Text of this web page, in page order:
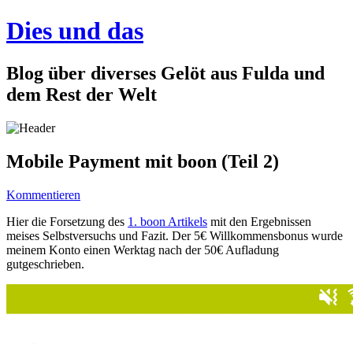
Dies und das
Blog über diverses Gelöt aus Fulda und
dem Rest der Welt
Mobile Payment mit boon (Teil 2)
Kommentieren
Hier die Forsetzung des 1. boon Artikels mit den Ergebnissen
meises Selbstversuchs und Fazit. Der 5€ Willkommensbonus wurde
meinem Konto einen Werktag nach der 50€ Aufladung
gutgeschrieben.